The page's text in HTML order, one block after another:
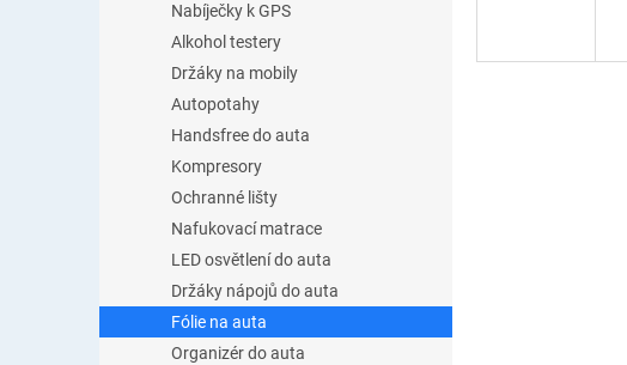
Nabíječky k GPS
Alkohol testery
Držáky na mobily
Autopotahy
Handsfree do auta
Kompresory
Ochranné lišty
Nafukovací matrace
LED osvětlení do auta
Držáky nápojů do auta
Fólie na auta
Organizér do auta